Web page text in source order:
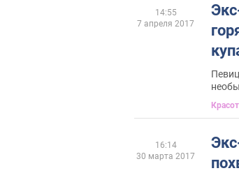
14:55
7 апреля 2017
16:14
30 марта 2017